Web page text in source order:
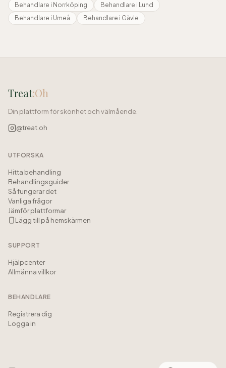
Behandlare i Norrköping Behandlare i Lund
Behandlare i Umeå Behandlare i Gävle
Treat:Oh
Din plattform för skönhet och välmående.
@treat.oh
UTFORSKA
Hitta behandling
Behandlingsguider
Så fungerar det
Vanliga frågor
Jämför plattformar
Lägg till på hemskärmen
SUPPORT
Hjälpcenter
Allmänna villkor
BEHANDLARE
Registrera dig
Logga in